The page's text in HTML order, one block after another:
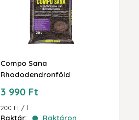
Compo Sana
Rhododendronföld
Akciós
3 990 Ft
200 Ft / l
Raktár: Raktáron